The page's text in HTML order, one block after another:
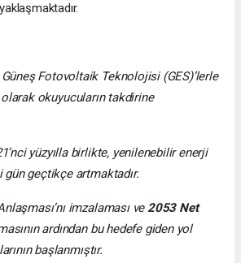
Güneş Fotovoltaik Teknolojisi (GES)’lerle
olarak okuyucuların takdirine
yüzyılla birlikte, yenilenebilir enerji
gün geçtikçe artmaktadır.
imzalaması ve2053 Net
ardından bu hedefe giden yol
başlanmıştır.